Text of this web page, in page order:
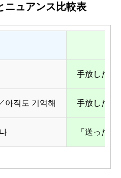
ニュアンス比較表
手放したあ
아직도 기억해 手放した過
「送った